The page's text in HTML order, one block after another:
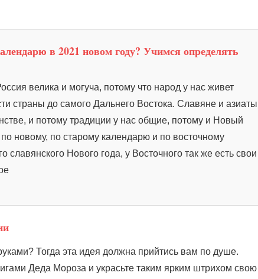
в 2021 новом году? Учимся определять
велика и могуча, потому что народ у нас живет
страны до самого Дальнего Востока. Славяне и азиаты
и потому традиции у нас общие, потому и Новый
новому, по старому календарю и по восточному
славянского Нового года, у Восточного так же есть свои
Тогда эта идея должна прийтись вам по душе.
Деда Мороза и украсьте таким ярким штрихом свою